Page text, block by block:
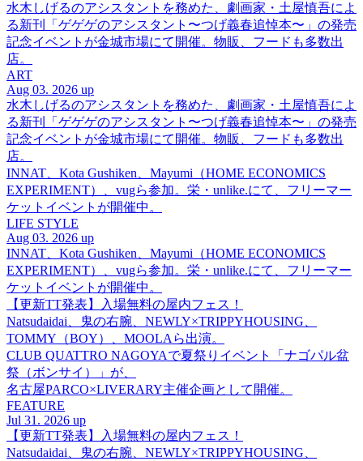
水木しげるのアシスタントを務めた、劇画家・土屋慎吾によ
る新刊「ゲゲゲのアシスタント〜つげ義春追悼本〜」の発売
記念イベントが金城市場にて開催。物販、フードも多数出
店。
ART
Aug 03. 2026 up
水木しげるのアシスタントを務めた、劇画家・土屋慎吾によ
る新刊「ゲゲゲのアシスタント〜つげ義春追悼本〜」の発売
記念イベントが金城市場にて開催。物販、フードも多数出
店。
INNAT、Kota Gushiken、Mayumi（HOME ECONOMICS
EXPERIMENT）、vugら参加。栄・unlike.にて、フリーマー
ケットイベントが開催中。
LIFE STYLE
Aug 03. 2026 up
INNAT、Kota Gushiken、Mayumi（HOME ECONOMICS
EXPERIMENT）、vugら参加。栄・unlike.にて、フリーマー
ケットイベントが開催中。
【更新TT発表】入場無料の屋内フェス！
Natsudaidai、鬼の右腕、NEWLY×TRIPPYHOUSING、
TOMMY（BOY）、MOOLAら出演。
CLUB QUATTRO NAGOYAで夏祭りイベント「ナゴパル盆
祭（ボンサイ）」が、
名古屋PARCO×LIVERARY主催企画として開催。
FEATURE
Jul 31. 2026 up
【更新TT発表】入場無料の屋内フェス！
Natsudaidai、鬼の右腕、NEWLY×TRIPPYHOUSING、